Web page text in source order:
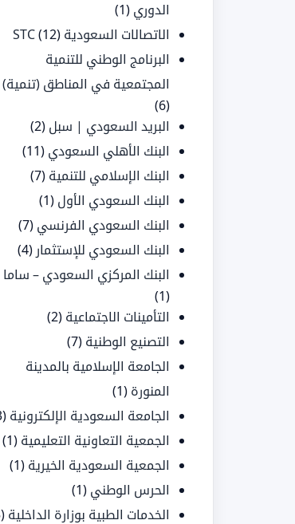
الدوري (1)
الاتصالات السعودية STC (12)
البرنامج الوطني للتنمية
المجتمعية في المناطق (تنمية)
(6)
البريد السعودي | سبل (2)
البنك الأهلي السعودي (11)
البنك الإسلامي للتنمية (7)
البنك السعودي الأول (1)
البنك السعودي الفرنسي (7)
البنك السعودي للإستثمار (4)
البنك المركزي السعودي – ساما
(1)
التأمينات الاجتماعية (2)
التصنيع الوطنية (7)
الجامعة الإسلامية بالمدينة
المنورة (1)
الجامعة السعودية الإلكترونية (3)
الجمعية التعاونية التعليمية (1)
الجمعية السعودية الخيرية (1)
الحرس الوطني (1)
الخدمات الطبية بوزارة الداخلية (5)